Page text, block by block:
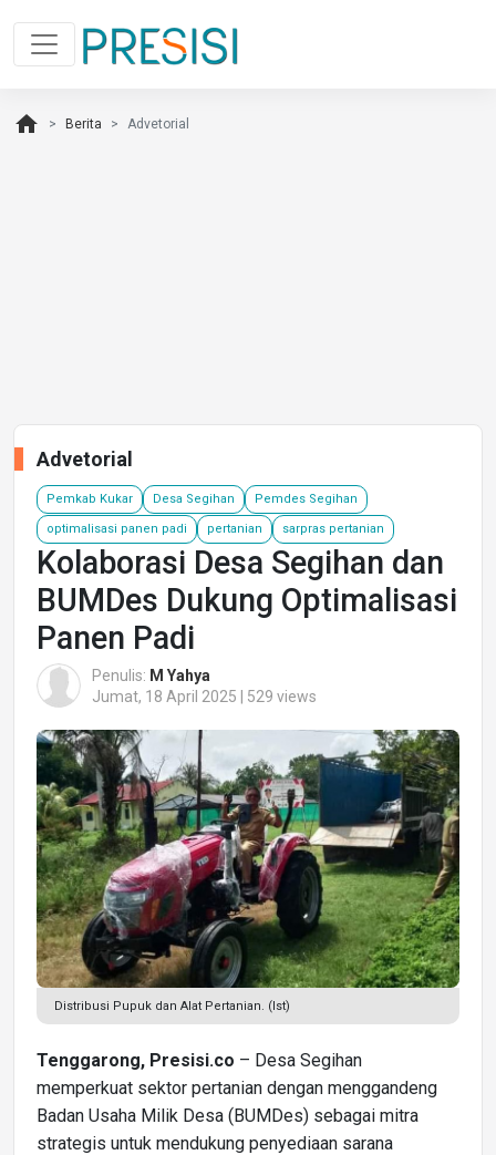
home Berita Advetorial
Advetorial
Pemkab Kukar Desa Segihan Pemdes Segihan
optimalisasi panen padi pertanian sarpras pertanian
Kolaborasi Desa Segihan dan
BUMDes Dukung Optimalisasi
Panen Padi
Penulis: M Yahya
Jumat, 18 April 2025 | 529 views
Distribusi Pupuk dan Alat Pertanian. (Ist)
Tenggarong, Presisi.co – Desa Segihan
memperkuat sektor pertanian dengan menggandeng
Badan Usaha Milik Desa (BUMDes) sebagai mitra
strategis untuk mendukung penyediaan sarana